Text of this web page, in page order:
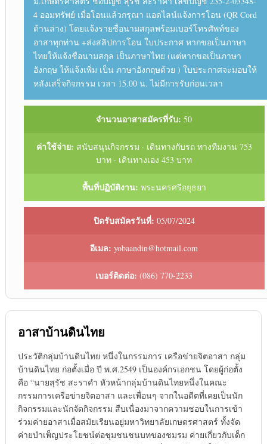
4 ออมทรัพย์ เมื่อโอนแล้วกรุณา แอดไลน์แจ้งการโอน (QR Cord
ด้านล่าง) โดยแจ้งรายชื่อนามสกุลพร้อมเบอร์โทรศัพท์ของ
อาสาทุกท่าน +ส่งสลิปการโอน ใบประกาศ หากขอเป็นภาษา
ไทยให้แจ้งชื่อนามสกุล เป็นภาษาไทย (แต่หากขอเป็นภาษา
อังกฤษ ให้แจ้งเพิ่ม เป็น ภาษาอังกฤษด้วย ) ใบประกาศจะมอบให้
หลังเสร็จกิจกรรม เวลา 15.00 น. ไม่มีการรับก่อนเวลา
จำนวนอาสาสมัครที่รับ: 50
ค่าใช้จ่าย: สนับสนุนกิจกรรม · เดินทางกับรถ ทางทีมงาน 753
บาท · เดินทางเอง 453 บาท
พื้นที่ปฏิบัติงาน: พระนครศรีอยุธยา
ปิดรับสมัครวันที่: 05/07/2024
อีเมล: yobaandin@hotmail.com
เบอร์ติดต่อ: (086) 770-2233
อาสาบ้านดินไทย
ประวัติกลุ่มบ้านดินไทย หนึ่งในกรรมการ เครือข่ายจิตอาสา กลุ่ม
บ้านดินไทย ก่อตั้งเมื่อ ปี พ.ศ.2549 เป็นองค์กรเอกชน โดยผู้ก่อตั้ง
คือ “นายสุรัช สะราคำ หัวหน้ากลุ่มบ้านดินไทยหนึ่งในคณะ
กรรมการเครือข่ายจิตอาสา และเพื่อนๆ จากในอดีตที่เคยเป็นนัก
กิจกรรมและนักจัดกิจกรรม สืบเนื่องมาจากความชอบในการเข้า
ร่วมค่ายอาสาเมื่อสมัยเรียนอยู่มหาวิทยาลัยเกษตรศาสตร์ ทั้งจัด
ค่ายบำเพ็ญประโยชน์ต่อชุมชนชนบทของชมรม ค่ายเกี่ยวกับเด็ก